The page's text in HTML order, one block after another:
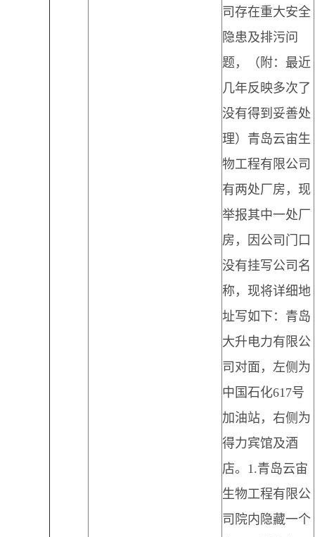
司存在重大安全
隐患及排污问
题，（附：最近
几年反映多次了
没有得到妥善处
理）青岛云宙生
物工程有限公司
有两处厂房，现
举报其中一处厂
房，因公司门口
没有挂写公司名
称，现将详细地
址写如下：青岛
大升电力有限公
司对面，左侧为
中国石化617号
加油站，右侧为
得力宾馆及酒
店。1.青岛云宙
生物工程有限公
司院内隐藏一个